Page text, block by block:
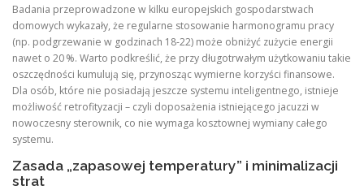
Badania przeprowadzone w kilku europejskich gospodarstwach
domowych wykazały, że regularne stosowanie harmonogramu pracy
(np. podgrzewanie w godzinach 18‑22) może obniżyć zużycie energii
nawet o 20 %. Warto podkreślić, że przy długotrwałym użytkowaniu takie
oszczędności kumulują się, przynosząc wymierne korzyści finansowe.
Dla osób, które nie posiadają jeszcze systemu inteligentnego, istnieje
możliwość retrofityzacji – czyli doposażenia istniejącego jacuzzi w
nowoczesny sterownik, co nie wymaga kosztownej wymiany całego
systemu.
Zasada „zapasowej temperatury” i minimalizacji
strat